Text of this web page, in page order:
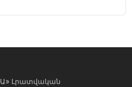
Լրատվական